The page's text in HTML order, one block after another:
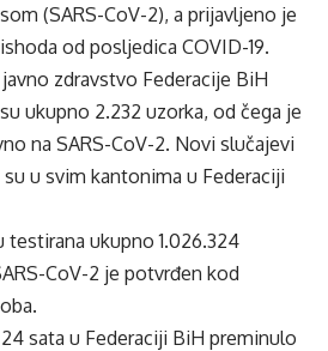
(SARS-CoV-2), a prijavljeno je
od posljedica COVID-19.
zdravstvo Federacije BiH
ukupno 2.232 uzorka, od čega je
na SARS-CoV-2. Novi slučajevi
u svim kantonima u Federaciji
testirana ukupno 1.026.324
CoV-2 je potvrđen kod
sata u Federaciji BiH preminulo